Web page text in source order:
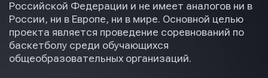
Российской Федерации и не имеет аналогов ни в
России, ни в Европе, ни в мире. Основной целью
проекта является проведение соревнований по
баскетболу среди обучающихся
общеобразовательных организаций.